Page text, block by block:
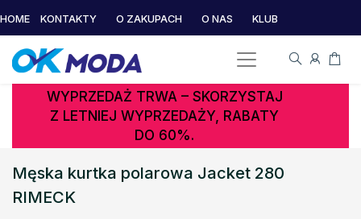
HOME KONTAKTY O ZAKUPACH O NAS KLUB
WYPRZEDAŻ TRWA – SKORZYSTAJ
Z LETNIEJ WYPRZEDAŻY, RABATY
DO 60%.
Męska kurtka polarowa Jacket 280
RIMECK